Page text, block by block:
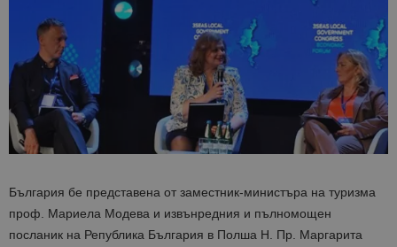
България бе представена от заместник-министъра на туризма
проф. Мариела Модева и извънредния и пълномощен
посланик на Република България в Полша Н. Пр. Маргарита